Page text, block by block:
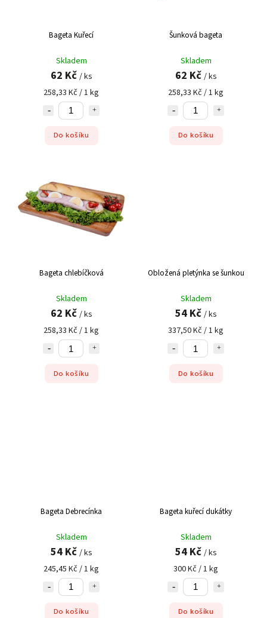
Bageta Kuřecí
Skladem
62 Kč / ks
258,33 Kč / 1 kg
Do košíku
Šunková bageta
Skladem
62 Kč / ks
258,33 Kč / 1 kg
Do košíku
Bageta chlebíčková
Skladem
62 Kč / ks
258,33 Kč / 1 kg
Do košíku
Obložená pletýnka se šunkou
Skladem
54 Kč / ks
337,50 Kč / 1 kg
Do košíku
Bageta Debrecínka
Skladem
54 Kč / ks
245,45 Kč / 1 kg
Do košíku
Bageta kuřecí dukátky
Skladem
54 Kč / ks
300 Kč / 1 kg
Do košíku